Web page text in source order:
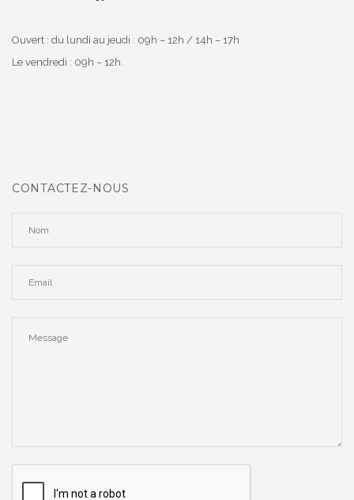
Ouvert : du lundi au jeudi : 09h – 12h / 14h – 17h
Le vendredi : 09h – 12h.
CONTACTEZ-NOUS